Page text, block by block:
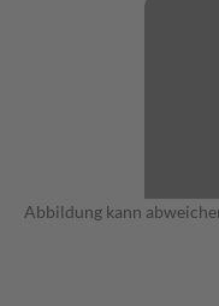
Abbildung kann